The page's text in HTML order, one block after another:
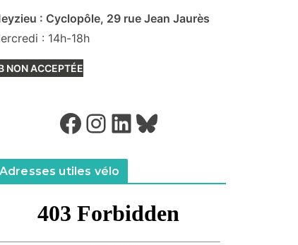
: Cyclopôle, 29 rue Jean Jaurès
: 14h-18h
NON ACCEPTÉE
Facebook Instagram LinkedIn Bluesky
Adresses utiles vélo